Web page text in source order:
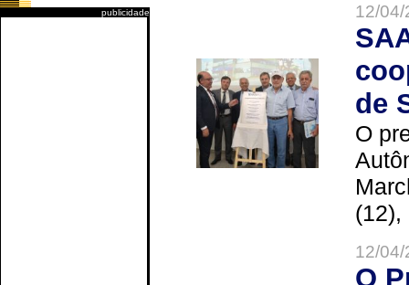
publicidade 12/
de
O
(12),
12/
O